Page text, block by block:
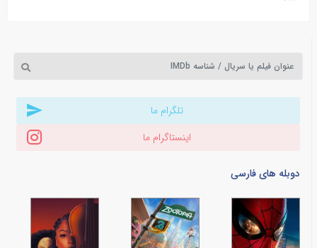
تلگرام ما
اینستاگرام ما
دوبله های فارسی